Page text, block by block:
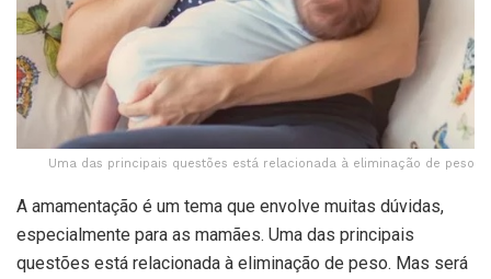
Uma das principais questões está relacionada à eliminação de peso
A amamentação é um tema que envolve muitas dúvidas,
especialmente para as mamães. Uma das principais
questões está relacionada à eliminação de peso. Mas será